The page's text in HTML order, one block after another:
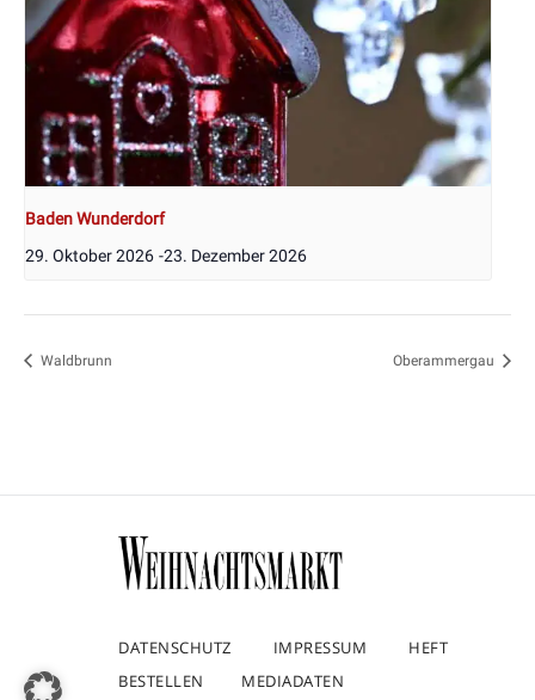
Baden Wunderdorf
29. Oktober 2026 -23. Dezember 2026
Waldbrunn Oberammergau
DATENSCHUTZ IMPRESSUM
HEFT
BESTELLEN
MEDIADATEN